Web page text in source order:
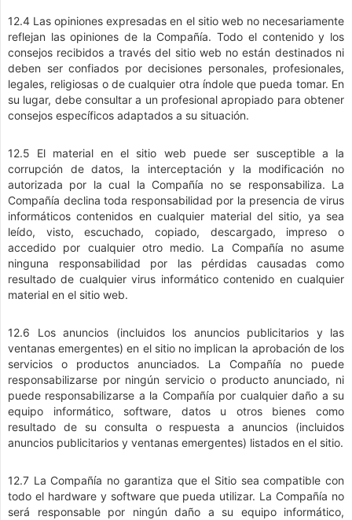
12.4 Las opiniones expresadas en el sitio web no necesariamente
reflejan las opiniones de la Compañía. Todo el contenido y los
consejos recibidos a través del sitio web no están destinados ni
deben ser confiados por decisiones personales, profesionales,
legales, religiosas o de cualquier otra índole que pueda tomar. En
su lugar, debe consultar a un profesional apropiado para obtener
consejos específicos adaptados a su situación.
12.5 El material en el sitio web puede ser susceptible a la
corrupción de datos, la interceptación y la modificación no
autorizada por la cual la Compañía no se responsabiliza. La
Compañía declina toda responsabilidad por la presencia de virus
informáticos contenidos en cualquier material del sitio, ya sea
leído, visto, escuchado, copiado, descargado, impreso o
accedido por cualquier otro medio. La Compañía no asume
ninguna responsabilidad por las pérdidas causadas como
resultado de cualquier virus informático contenido en cualquier
material en el sitio web.
12.6 Los anuncios (incluidos los anuncios publicitarios y las
ventanas emergentes) en el sitio no implican la aprobación de los
servicios o productos anunciados. La Compañía no puede
responsabilizarse por ningún servicio o producto anunciado, ni
puede responsabilizarse a la Compañía por cualquier daño a su
equipo informático, software, datos u otros bienes como
resultado de su consulta o respuesta a anuncios (incluidos
anuncios publicitarios y ventanas emergentes) listados en el sitio.
12.7 La Compañía no garantiza que el Sitio sea compatible con
todo el hardware y software que pueda utilizar. La Compañía no
será responsable por ningún daño a su equipo informático,